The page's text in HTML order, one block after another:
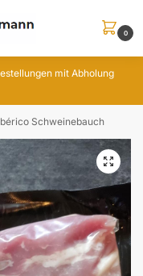
0
mit Abholung
Schweinebauch